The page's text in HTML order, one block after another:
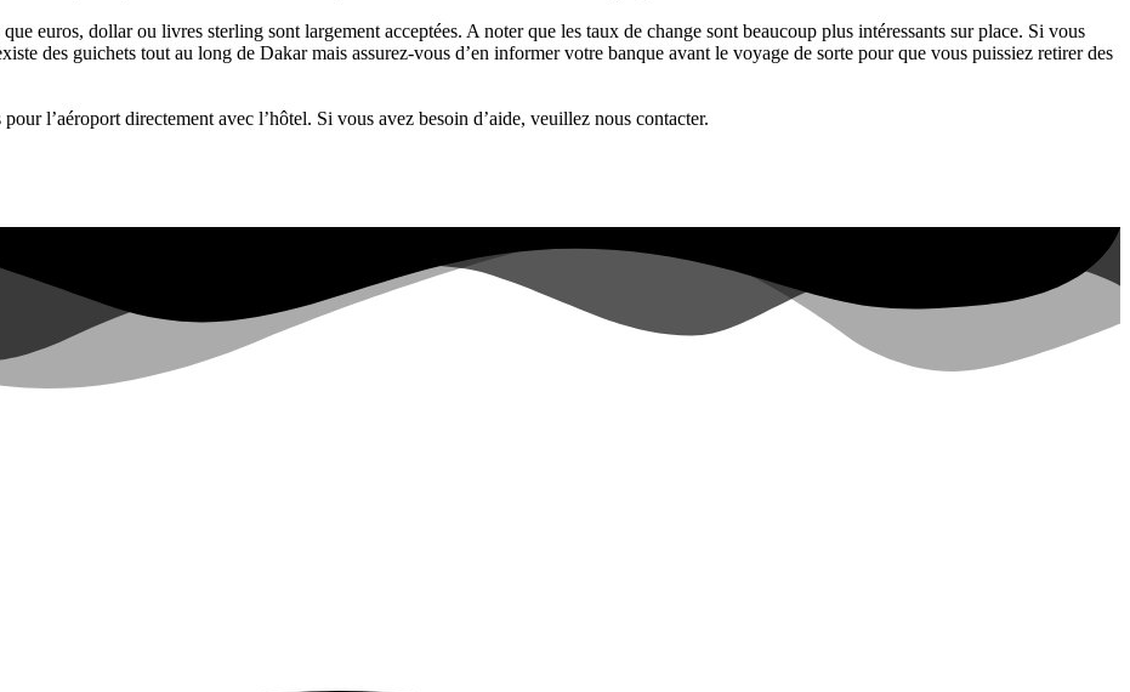
euros, dollar ou livres sterling sont largement acceptées. A noter que les taux de change sont beaucoup plus intéressants sur place. Si vous
des guichets tout au long de Dakar mais assurez-vous d’en informer votre banque avant le voyage de sorte pour que vous puissiez retirer des
l’aéroport directement avec l’hôtel. Si vous avez besoin d’aide, veuillez nous contacter.